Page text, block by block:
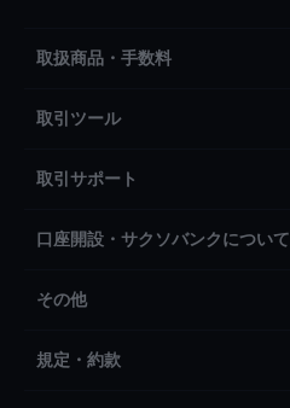
取扱商品・手数料
取引ツール
取引サポート
口座開設・サクソバンクについて
その他
規定・約款